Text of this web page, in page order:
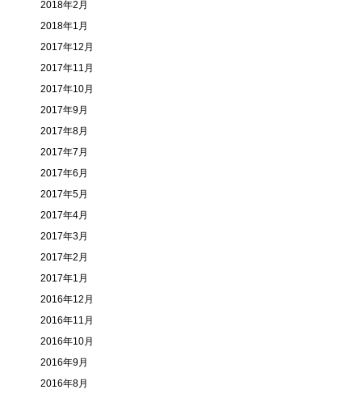
2018年2月
2018年1月
2017年12月
2017年11月
2017年10月
2017年9月
2017年8月
2017年7月
2017年6月
2017年5月
2017年4月
2017年3月
2017年2月
2017年1月
2016年12月
2016年11月
2016年10月
2016年9月
2016年8月